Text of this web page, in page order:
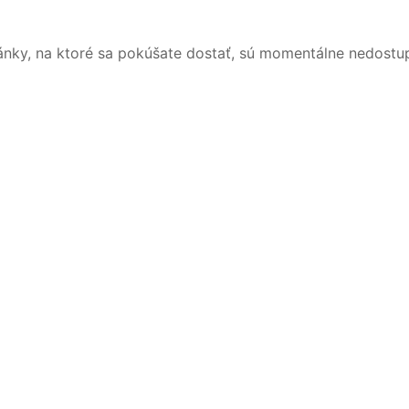
na ktoré sa pokúšate dostať, sú momentálne